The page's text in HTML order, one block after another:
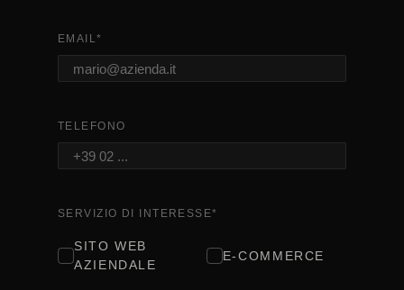
EMAIL*
TELEFONO
SERVIZIO DI INTERESSE*
SITO WEB
AZIENDALE
E-COMMERCE